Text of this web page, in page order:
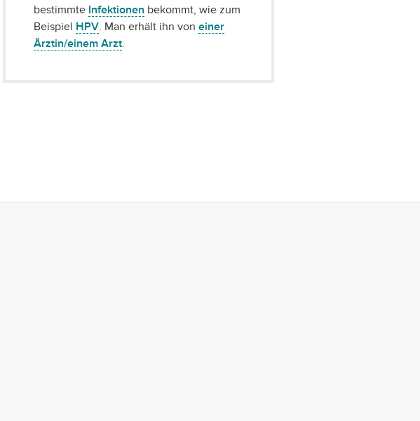
bestimmte Infektionen bekommt, wie zum
Beispiel HPV. Man erhält ihn voneiner
Ärztin/einem Arzt.